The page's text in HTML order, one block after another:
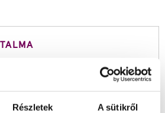
Részletek A sütikről
(6 nap/5 éj 2 fő részére